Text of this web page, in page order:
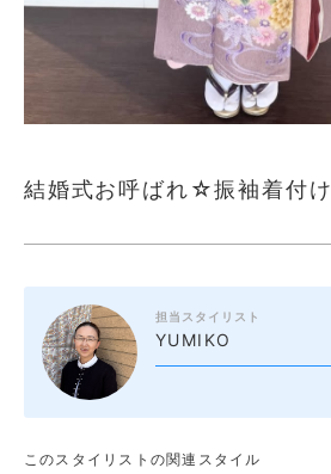
結婚式お呼ばれ☆振袖着付け
担当スタイリスト
YUMIKO
このスタイリストの関連スタイル